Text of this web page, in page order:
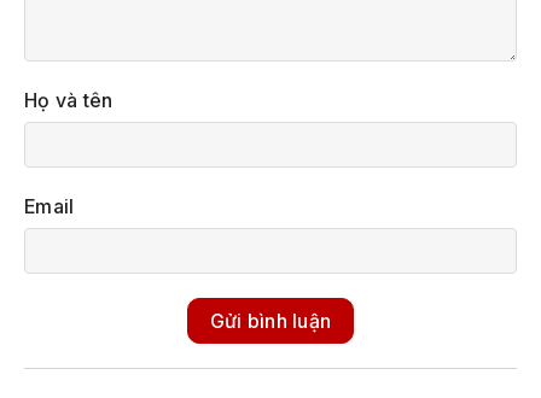
Họ và tên
Email
Gửi bình luận